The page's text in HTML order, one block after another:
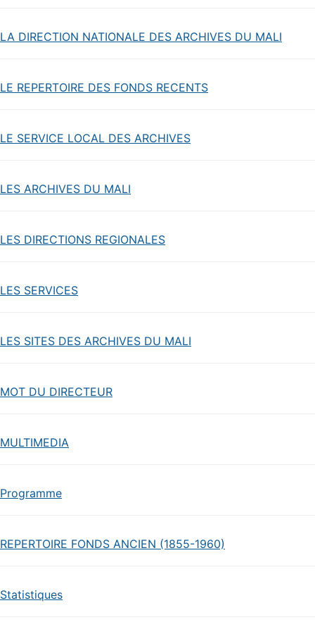
LA DIRECTION NATIONALE DES ARCHIVES DU MALI
LE REPERTOIRE DES FONDS RECENTS
LE SERVICE LOCAL DES ARCHIVES
LES ARCHIVES DU MALI
LES DIRECTIONS REGIONALES
LES SERVICES
LES SITES DES ARCHIVES DU MALI
MOT DU DIRECTEUR
MULTIMEDIA
Programme
REPERTOIRE FONDS ANCIEN (1855-1960)
Statistiques